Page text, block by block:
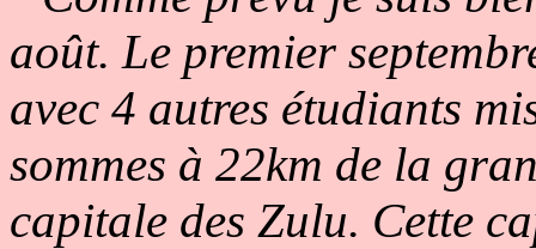
août. Le premier
avec 4 autres étudiants
sommes à 22km de la
capitale des Zulu. Cette